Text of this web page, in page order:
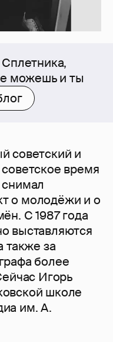
можешь и ты
советский и
время
о молодёжи и о
С 1987 года
выставляются
также за
более
Игорь
школе
им. А.